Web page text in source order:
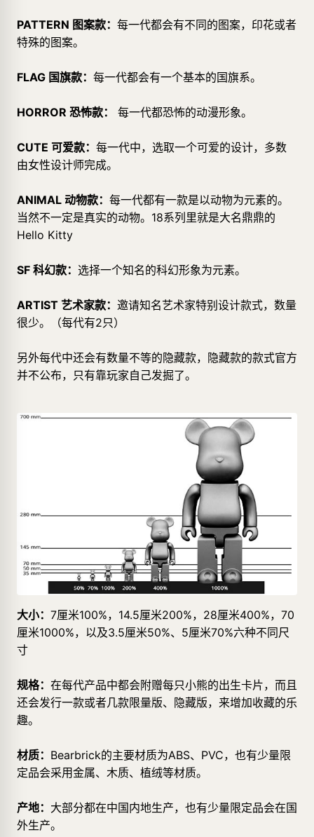
PATTERN 图案款： 每一代都会有不同的图案，印花或者
特殊的图案。
FLAG 国旗款： 每一代都会有一个基本的国旗系。
HORROR 恐怖款： 每一代都恐怖的动漫形象。
CUTE 可爱款： 每一代中，选取一个可爱的设计，多数
由女性设计师完成。
ANIMAL 动物款： 每一代都有一款是以动物为元素的。
当然不一定是真实的动物。18系列里就是大名鼎鼎的
Hello Kitty
SF 科幻款： 选择一个知名的科幻形象为元素。
ARTIST 艺术家款： 邀请知名艺术家特别设计款式，数量
很少。（每代有2只）
另外每代中还会有数量不等的隐藏款，隐藏款的款式官方
并不公布，只有靠玩家自己发掘了。
大小： 7厘米100%，14.5厘米200%，28厘米400%，70
厘米1000%，以及3.5厘米50%、5厘米70%六种不同尺
寸
规格： 在每代产品中都会附赠每只小熊的出生卡片，而且
还会发行一款或者几款限量版、隐藏版，来增加收藏的乐
趣。
材质： Bearbrick的主要材质为ABS、PVC，也有少量限
定品会采用金属、木质、植绒等材质。
产地： 大部分都在中国内地生产，也有少量限定品会在国
外生产。